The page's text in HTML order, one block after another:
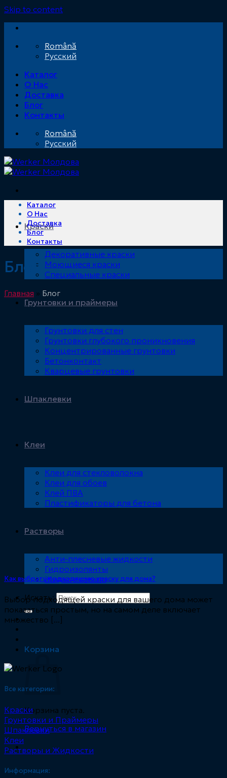
Skip to content
Română
Русский
Каталог
О Нас
Доставка
Блог
Контакты
Română
Русский
Краски
Декоративные краски
Моющиеся краски
Специальные краски
Грунтовки и праймеры
Грунтовки для стен
Грунтовки глубокого проникновения
Концентрированные грунтовки
Бетонконтакт
Кварцевые грунтовки
Шпаклевки
Клеи
Клеи для стекловолокна
Клеи для обоев
Клей ПВА
Пластификаторы для бетона
Растворы
Анти-плесневые жидкости
Гидроизолянты
Жидкое стекло
Искать:
Корзина
Корзина пуста.
Вернуться в магазин
Каталог
О Нас
Доставка
Блог
Контакты
Блог
Главная » Блог
Как выбрать подходящую краску для дома?
Выбор подходящей краски для вашего дома может
показаться простым, но на самом деле включает
множество [...]
Все категории:
Краски
Грунтовки и Праймеры
Шпаклевки
Клеи
Растворы и Жидкости
Информация: